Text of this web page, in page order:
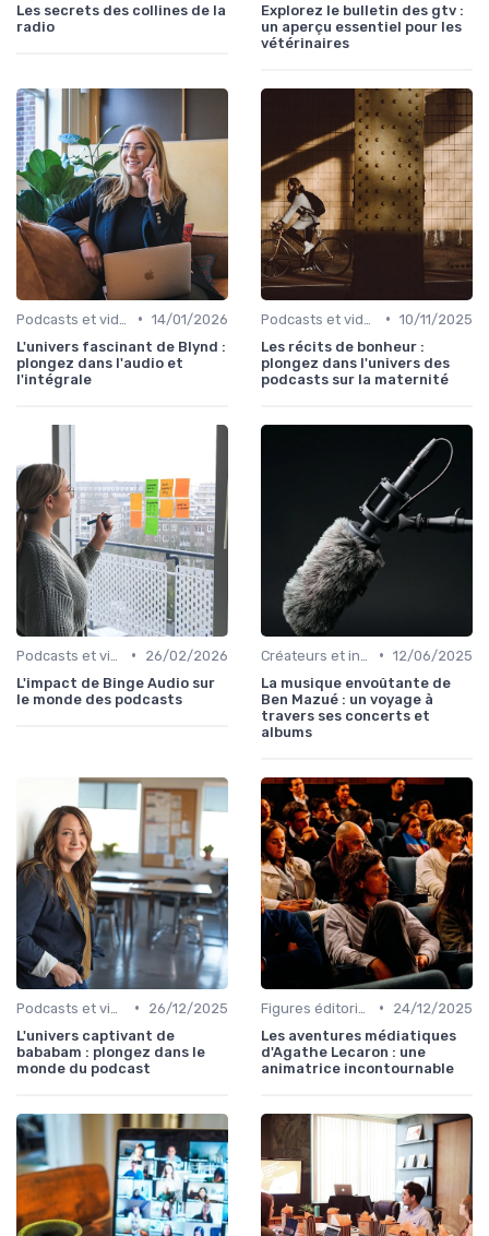
Les secrets des collines de la
radio
Explorez le bulletin des gtv :
un aperçu essentiel pour les
vétérinaires
• 14/01/2026
L'univers fascinant de Blynd :
plongez dans l'audio et
l'intégrale
• 10/11/2025
Les récits de bonheur :
plongez dans l'univers des
podcasts sur la maternité
•
26/02/2026
L'impact de Binge Audio sur
le monde des podcasts
• 12/06/2025
La musique envoûtante de
Ben Mazué : un voyage à
travers ses concerts et
albums
•
26/12/2025
L'univers captivant de
bababam : plongez dans le
monde du podcast
•
24/12/2025
Les aventures médiatiques
d'Agathe Lecaron : une
animatrice incontournable